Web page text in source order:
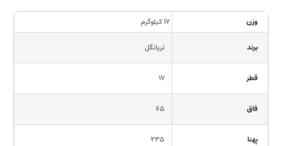
وزن ۱۷ کیلوگرم
برند تریانگل
قطر ۱۷
فاق ۶۵
پهنا ۲۳۵